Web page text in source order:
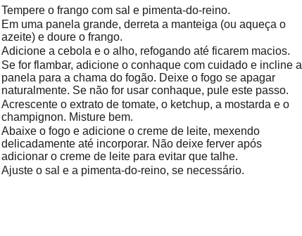
Tempere o frango com sal e pimenta-do-reino.
Em uma panela grande, derreta a manteiga (ou aqueça o
azeite) e doure o frango.
Adicione a cebola e o alho, refogando até ficarem macios.
Se for flambar, adicione o conhaque com cuidado e incline a
panela para a chama do fogão. Deixe o fogo se apagar
naturalmente. Se não for usar conhaque, pule este passo.
Acrescente o extrato de tomate, o ketchup, a mostarda e o
champignon. Misture bem.
Abaixe o fogo e adicione o creme de leite, mexendo
delicadamente até incorporar. Não deixe ferver após
adicionar o creme de leite para evitar que talhe.
Ajuste o sal e a pimenta-do-reino, se necessário.